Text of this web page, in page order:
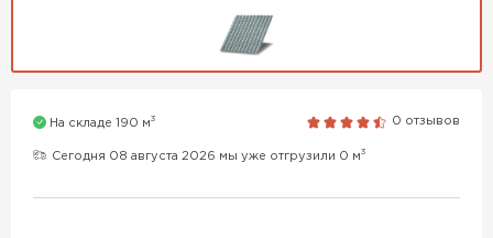
На складе 190 м3 0 отзывов
Сегодня 08 августа 2026 мы уже отгрузили 0 м3